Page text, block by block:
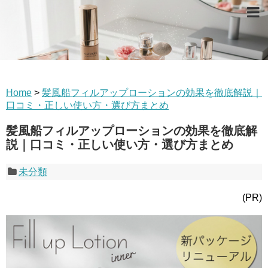
Home > 髪風船フィルアップローションの効果を徹底解説｜
口コミ・正しい使い方・選び方まとめ
髪風船フィルアップローションの効果を徹底解
説｜口コミ・正しい使い方・選び方まとめ
未分類
(PR)